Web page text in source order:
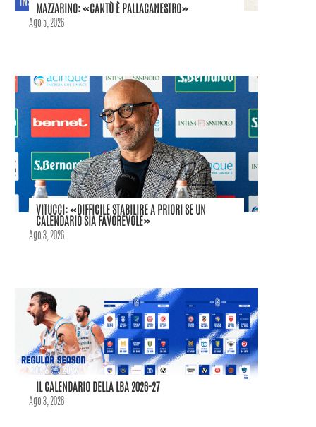
MAZZARINO: «CANTÙ È PALLACANESTRO»
Ago 5, 2026
VITUCCI: «DIFFICILE STABILIRE A PRIORI SE UN
CALENDARIO SIA FAVOREVOLE»
Ago 3, 2026
IL CALENDARIO DELLA LBA 2026-27
Ago 3, 2026